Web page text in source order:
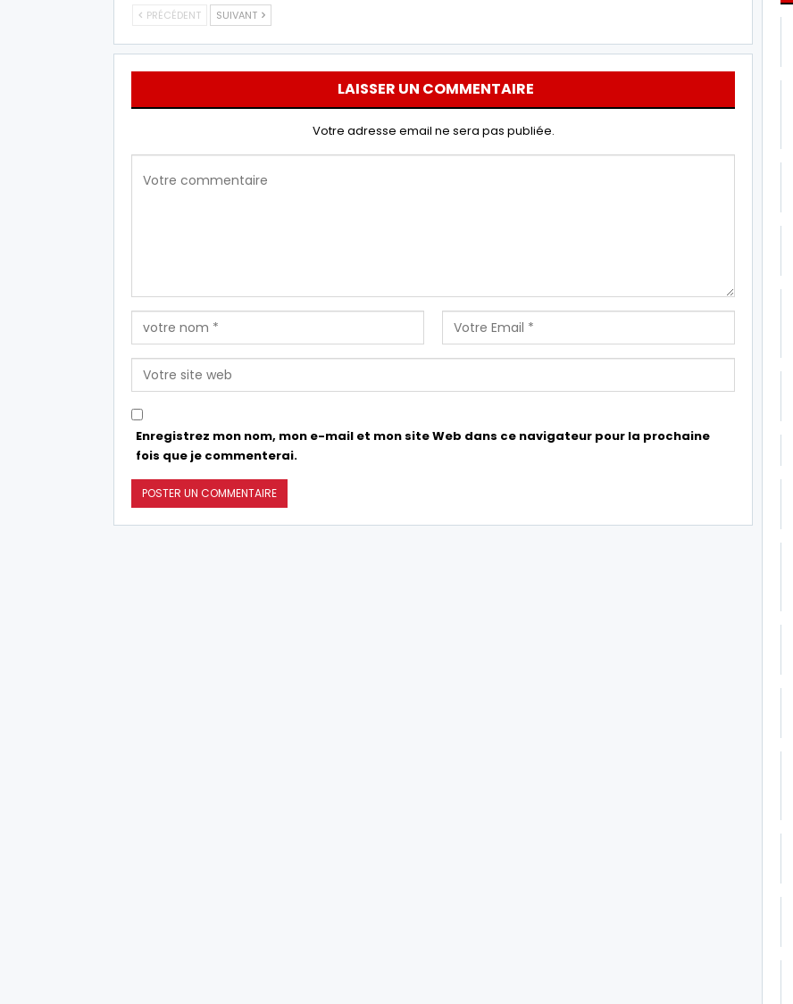
PRÉCÉDENT SUIVANT
LAISSER UN COMMENTAIRE
Votre adresse email ne sera pas publiée.
Enregistrez mon nom, mon e-mail et mon site Web dans ce navigateur pour la prochaine
fois que je commenterai.